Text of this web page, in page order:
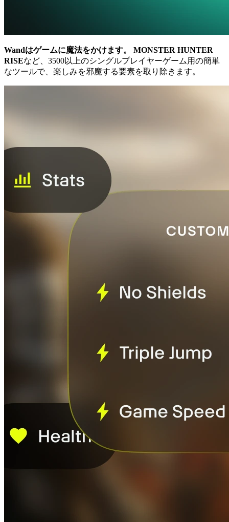
Wandはゲームに魔法をかけます。
MONSTER HUNTER
RISEなど、3500以上のシングルプレイヤーゲーム用の簡単
なツールで、楽しみを邪魔する要素を取り除きます。